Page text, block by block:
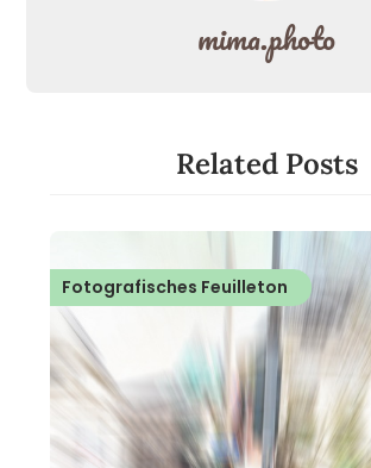
mima.photo
Related Posts
Fotografisches Feuilleton